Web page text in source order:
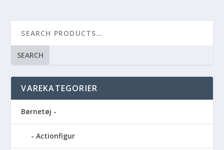
SEARCH
VAREKATEGORIER
Børnetøj -
Actionfigur